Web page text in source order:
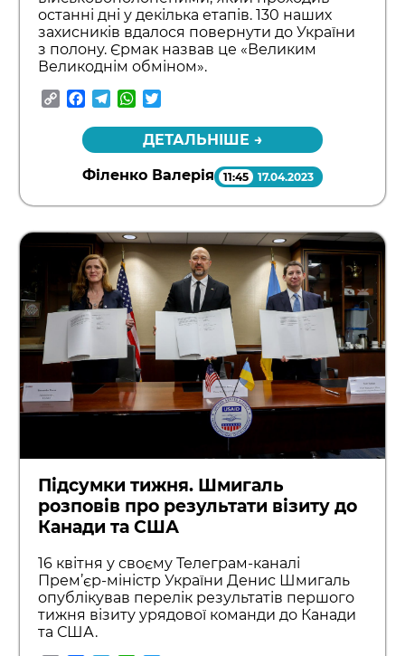
останні дні у декілька етапів. 130 наших
захисників вдалося повернути до України
з полону. Єрмак назвав це «Великим
Великоднім обміном».
CopyFacebook
TelegramWhatsApp
ДЕТАЛЬНІШЕ →
Філенко Валерія 11:45 17.04.2023
Підсумки тижня. Шмигаль
розповів про результати візиту до
Канади та США
16 квітня у своєму Телеграм-каналі
Прем’єр-міністр України Денис Шмигаль
опублікував перелік результатів першого
тижня візиту урядової команди до Канади
та США.